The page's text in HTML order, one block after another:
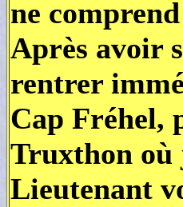
ne
Après avoir
rentrer
Cap Fréhel,
Truxthon où
Lieutenant